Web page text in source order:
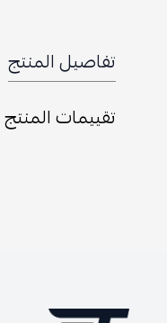
تفاصيل المنتج
تقييمات المنتج